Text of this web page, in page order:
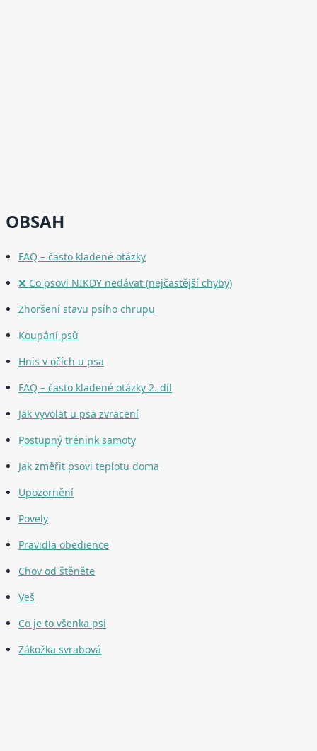
OBSAH
FAQ – často kladené otázky
❌ Co psovi NIKDY nedávat (nejčastější chyby)
Zhoršení stavu psího chrupu
Koupání psů
Hnis v očích u psa
FAQ – často kladené otázky 2. díl
Jak vyvolat u psa zvracení
Postupný trénink samoty
Jak změřit psovi teplotu doma
Upozornění
Povely
Pravidla obedience
Chov od štěněte
Veš
Co je to všenka psí
Zákožka svrabová